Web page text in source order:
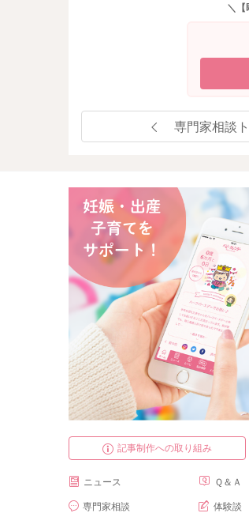
＼【
専門家相談
記事制作への取り組み
ニュース
専門家相談
Ｑ＆Ａ
体験談